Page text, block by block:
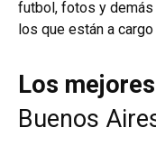
futbol, fotos y demás
los que están a
Los
Buenos